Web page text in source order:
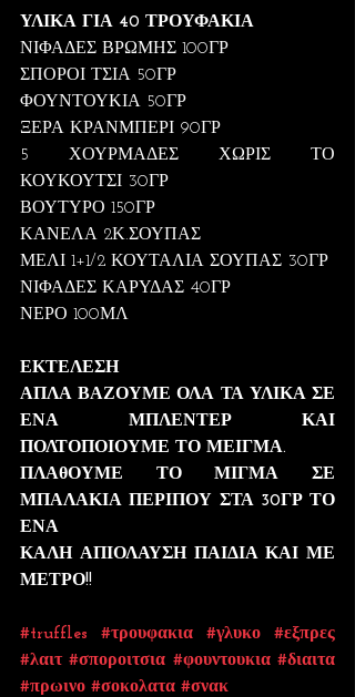
ΥΛΙΚΑ ΓΙΑ 40 ΤΡΟΥΦΑΚΙΑ
ΝΙΦΑΔΕΣ ΒΡΩΜΗΣ 100ΓΡ
ΣΠΟΡΟΙ ΤΣΙΑ 50ΓΡ
ΦΟΥΝΤΟΥΚΙΑ 50ΓΡ
ΞΕΡΑ ΚΡΑΝΜΠΕΡΙ 90ΓΡ
5 ΧΟΥΡΜΑΔΕΣ ΧΩΡΙΣ ΤΟ
ΚΟΥΚΟΥΤΣΙ 30ΓΡ
ΒΟΥΤΥΡΟ 150ΓΡ
ΚΑΝΕΛΑ 2Κ.ΣΟΥΠΑΣ
ΜΕΛΙ 1+1/2 ΚΟΥΤΑΛΙΑ ΣΟΥΠΑΣ 30ΓΡ
ΝΙΦΑΔΕΣ ΚΑΡΥΔΑΣ 40ΓΡ
ΝΕΡΟ 100ΜΛ
ΕΚΤΕΛΕΣΗ
ΑΠΛΑ ΒΑΖΟΥΜΕ ΟΛΑ ΤΑ ΥΛΙΚΑ ΣΕ
ΕΝΑ ΜΠΛΕΝΤΕΡ ΚΑΙ
ΠΟΛΤΟΠΟΙΟΥΜΕ ΤΟ ΜΕΙΓΜΑ.
ΠΛΑθΟΥΜΕ ΤΟ ΜΙΓΜΑ ΣΕ
ΜΠΑΛΑΚΙΑ ΠΕΡΙΠΟΥ ΣΤΑ 30ΓΡ ΤΟ
ΕΝΑ
ΚΑΛΗ ΑΠΙΟΛΑΥΣΗ ΠΑΙΔΙΑ ΚΑΙ ΜΕ
ΜΕΤΡΟ!!
#truffles #τρουφακια #γλυκο
#εξπρες
#λαιτ #σποροιτσια #φουντουκια #διαιτα
#πρωινο #σοκολατα #σνακ